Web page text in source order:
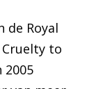
de Royal
to
2005